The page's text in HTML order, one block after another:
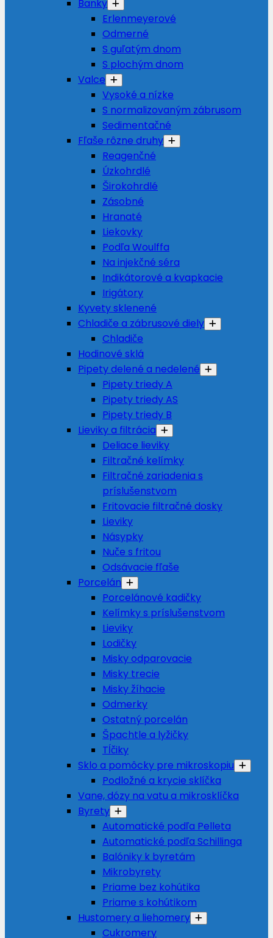
Banky
Erlenmeyerové
Odmerné
S guľatým dnom
S plochým dnom
Valce
Vysoké a nízke
S normalizovaným zábrusom
Sedimentačné
Fľaše rôzne druhy
Reagenčné
Úzkohrdlé
Širokohrdlé
Zásobné
Hranaté
Liekovky
Podľa Woulffa
Na injekčné séra
Indikátorové a kvapkacie
Irigátory
Kyvety sklenené
Chladiče a zábrusové diely
Chladiče
Hodinové sklá
Pipety delené a nedelené
Pipety triedy A
Pipety triedy AS
Pipety triedy B
Lieviky a filtrácia
Deliace lieviky
Filtračné kelímky
Filtračné zariadenia s
príslušenstvom
Fritovacie filtračné dosky
Lieviky
Násypky
Nuče s fritou
Odsávacie fľaše
Porcelán
Porcelánové kadičky
Kelímky s príslušenstvom
Lieviky
Lodičky
Misky odparovacie
Misky trecie
Misky žíhacie
Odmerky
Ostatný porcelán
Špachtle a lyžičky
Tĺčiky
Sklo a pomôcky pre mikroskopiu
Podložné a krycie sklíčka
Vane, dózy na vatu a mikrosklíčka
Byrety
Automatické podľa Pelleta
Automatické podľa Schillinga
Balóniky k byretám
Mikrobyrety
Priame bez kohútika
Priame s kohútikom
Hustomery a liehomery
Cukromery